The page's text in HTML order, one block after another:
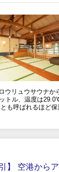
ウリュウサウナ
トル、温度は
も呼ばれるほど
】 空港から